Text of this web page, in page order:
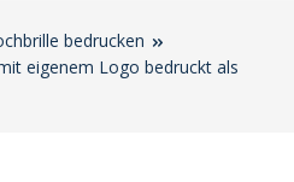
bedrucken
eigenem Logo bedruckt als